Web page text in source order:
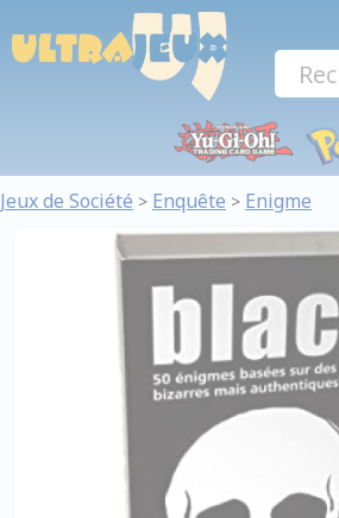
Jeux de Société > Enquête > Enigme
Panneau de gestion des cookies